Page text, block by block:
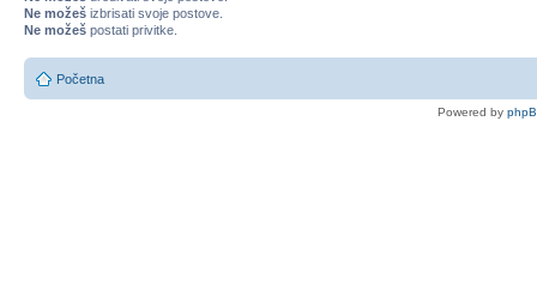
Ne možeš izbrisati svoje postove.
Ne možeš postati privitke.
Početna
Powered by